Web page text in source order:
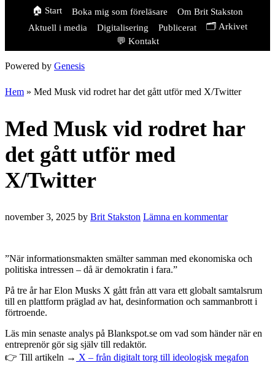
🏠 Start Boka mig som föreläsare
Om Brit Stakston
Aktuell i media
Digitalisering Publicerat
🗂️ Arkivet
💬 Kontakt
Powered by Genesis
Hem » Med Musk vid rodret har det gått utför med X/Twitter
Med Musk vid rodret har
det gått utför med
X/Twitter
november 3, 2025 by Brit Stakston Lämna en kommentar
”När informationsmakten smälter samman med ekonomiska och
politiska intressen – då är demokratin i fara.”
På tre år har Elon Musks X gått från att vara ett globalt samtalsrum
till en plattform präglad av hat, desinformation och sammanbrott i
förtroende.
Läs min senaste analys på Blankspot.se om vad som händer när en
entreprenör gör sig själv till redaktör.
👉 Till artikeln → X – från digitalt torg till ideologisk megafon